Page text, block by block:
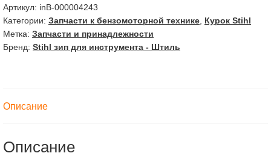
420
АртИ.
42031821003
Артикул: inВ-000004243
Категории: Запчасти к бензомоторной технике, Курок Stihl
Метка: Запчасти и принадлежности
Бренд: Stihl зип для инструмента - Штиль
Описание
Описание